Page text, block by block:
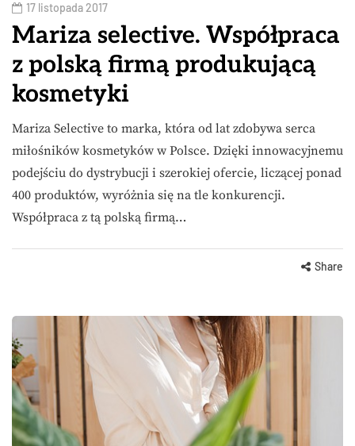
17 listopada 2017
Mariza selective. Współpraca
z polską firmą produkującą
kosmetyki
Mariza Selective to marka, która od lat zdobywa serca
miłośników kosmetyków w Polsce. Dzięki innowacyjnemu
podejściu do dystrybucji i szerokiej ofercie, liczącej ponad
400 produktów, wyróżnia się na tle konkurencji.
Współpraca z tą polską firmą…
Share